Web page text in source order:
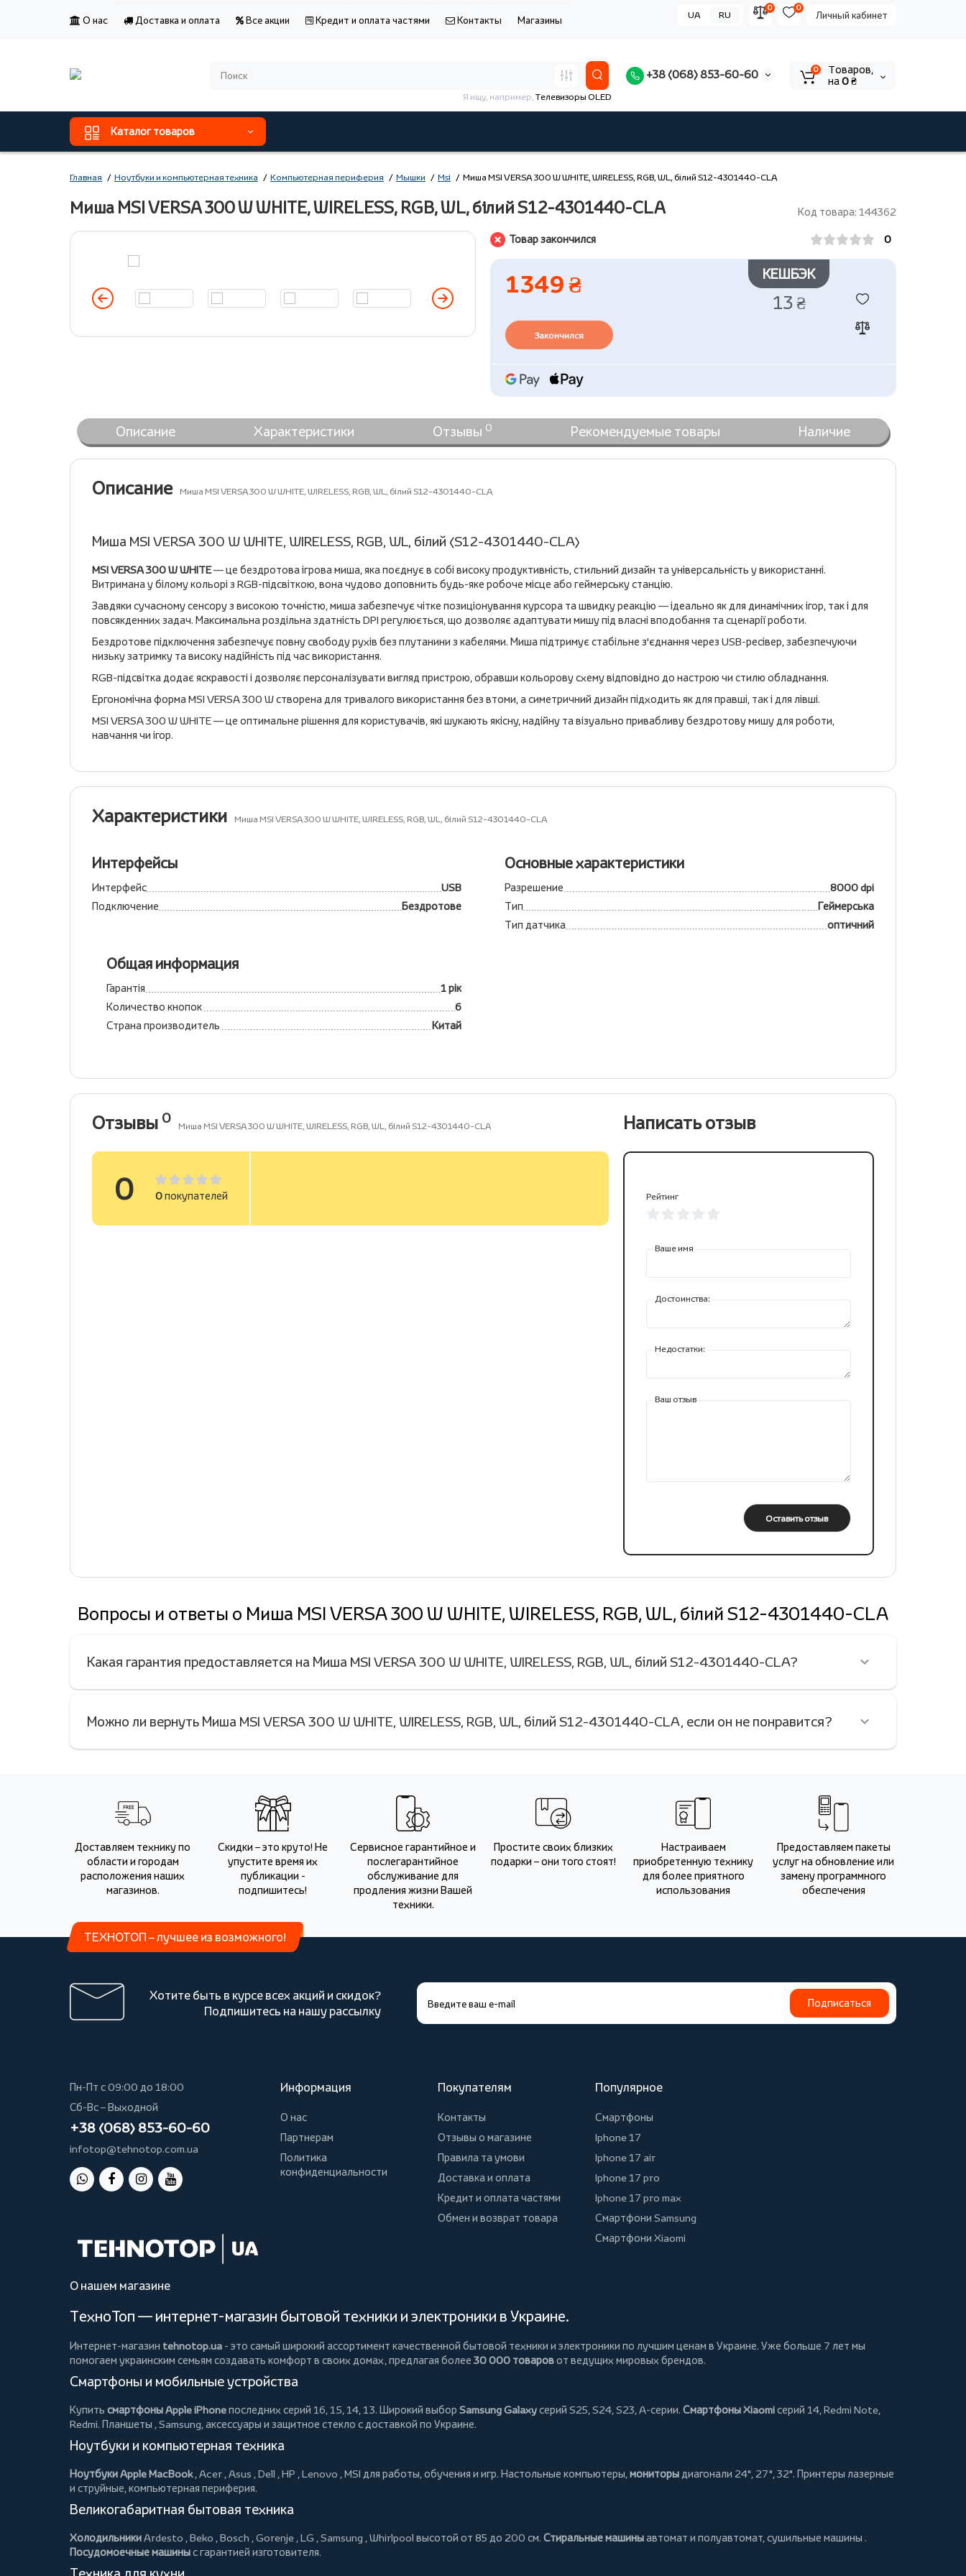
О нас Доставка и оплата Все акции Кредит и оплата частями Контакты Магазины Личный кабинет
0
0
UA RU
+38 (068) 853-60-60
Я ищу, например,Телевизоры OLED
0
Tоваров,
на0 ₴
Каталог товаров
Главная Ноутбуки и компьютерная техника Компьютерная периферия Мышки Msi Миша MSI VERSA 300 W WHITE, WIRELESS, RGB, WL, білий S12-4301440-CLA
Код товара: 144362
Миша MSI VERSA 300 W WHITE, WIRELESS, RGB, WL, білий S12-4301440-CLA
Товар закончился 0
1349 ₴ КЕШБЭК
13 ₴
Закончился
Описание Характеристики Отзывы 0 Рекомендуемые товары Наличие
Описание Миша MSI VERSA 300 W WHITE, WIRELESS, RGB, WL, білий S12-4301440-CLA
Миша MSI VERSA 300 W WHITE, WIRELESS, RGB, WL, білий (S12-4301440-CLA)
MSI VERSA 300 W WHITE— це бездротова ігрова миша, яка поєднує в собі високу продуктивність, стильний дизайн та універсальність у використанні.
Витримана у білому кольорі з RGB-підсвіткою, вона чудово доповнить будь-яке робоче місце або геймерську станцію.
Завдяки сучасному сенсору з високою точністю, миша забезпечує чітке позиціонування курсора та швидку реакцію — ідеально як для динамічних ігор, так і для
повсякденних задач. Максимальна роздільна здатність DPI регулюється, що дозволяє адаптувати мишу під власні вподобання та сценарії роботи.
Бездротове підключення забезпечує повну свободу рухів без плутанини з кабелями. Миша підтримує стабільне з'єднання через USB-ресівер, забезпечуючи
низьку затримку та високу надійність під час використання.
RGB-підсвітка додає яскравості і дозволяє персоналізувати вигляд пристрою, обравши кольорову схему відповідно до настрою чи стилю обладнання.
Ергономічна форма MSI VERSA 300 W створена для тривалого використання без втоми, а симетричний дизайн підходить як для правші, так і для лівші.
MSI VERSA 300 W WHITE — це оптимальне рішення для користувачів, які шукають якісну, надійну та візуально привабливу бездротову мишу для роботи,
навчання чи ігор.
Характеристики Миша MSI VERSA 300 W WHITE, WIRELESS, RGB, WL, білий S12-4301440-CLA
Интерфейсы
Интерфейс
USB
Подключение
Бездротове
Основные характеристики
Разрешение
8000 dpi
Тип
Геймерська
Тип датчика
оптичний
Общая информация
Гарантія
1 рік
Количество кнопок
6
Страна производитель
Китай
Отзывы 0 Миша MSI VERSA 300 W WHITE, WIRELESS, RGB, WL, білий S12-4301440-CLA
0 0покупателей
Написать отзыв
Рейтинг
Ваше имя
Достоинства:
Недостатки:
Ваш отзыв
Оставить отзыв
Вопросы и ответы о Миша MSI VERSA 300 W WHITE, WIRELESS, RGB, WL, білий S12-4301440-CLA
Какая гарантия предоставляется на Миша MSI VERSA 300 W WHITE, WIRELESS, RGB, WL, білий S12-4301440-CLA?
Можно ли вернуть Миша MSI VERSA 300 W WHITE, WIRELESS, RGB, WL, білий S12-4301440-CLA, если он не понравится?
Доставляем технику по
области и городам
расположения наших
магазинов.
Скидки – это круто! Не
упустите время их
публикации -
подпишитесь!
Сервисное гарантийное и
послегарантийное
обслуживание для
продления жизни Вашей
техники.
Простите своих близких
подарки – они того стоят!
Настраиваем
приобретенную технику
для более приятного
использования
Предоставляем пакеты
услуг на обновление или
замену программного
обеспечения
ТЕХНОТОП – лучшее из возможного!
Хотите быть в курсе всех акций и скидок?
Подпишитесь на нашу рассылку
Подписаться
Пн-Пт с 09:00 до 18:00
Сб-Вс – Выходной
+38 (068) 853-60-60
infotop@tehnotop.com.ua
Информация
О нас
Партнерам
Политика
конфиденциальности
Покупателям
Контакты
Отзывы о магазине
Правила та умови
Доставка и оплата
Кредит и оплата частями
Обмен и возврат товара
Популярное
Смартфоны
Iphone 17
Iphone 17 air
Iphone 17 pro
Iphone 17 pro max
Смартфони Samsung
Смартфони Xiaomi
О нашем магазине
ТехноТоп — интернет-магазин бытовой техники и электроники в Украине.
Интернет-магазин tehnotop.ua - это самый широкий ассортимент качественной бытовой техники и электроники по лучшим ценам в Украине. Уже больше 7 лет мы
помогаем украинским семьям создавать комфорт в своих домах, предлагая более 30 000 товаровот ведущих мировых брендов.
Смартфоны и мобильные устройства
Купить смартфоны Apple iPhoneпоследних серий 16, 15, 14, 13. Широкий выбор Samsung Galaxyсерий S25, S24, S23, A-серии. Смартфоны Xiaomiсерий 14, Redmi Note,
Redmi. Планшеты , Samsung, аксессуары и защитное стекло с доставкой по Украине.
Ноутбуки и компьютерная техника
Ноутбуки Apple MacBook,Acer ,Asus ,Dell ,HP ,Lenovo ,MSI для работы, обучения и игр. Настольные компьютеры,мониторыдиагонали 24", 27", 32". Принтеры лазерные
и струйные, компьютерная периферия.
Великогабаритная бытовая техника
ХолодильникиArdesto ,Beko ,Bosch ,Gorenje ,LG ,Samsung ,Whirlpool высотой от 85 до 200 см. Стиральные машиныавтомат и полуавтомат,сушильные машины .
Посудомоечные машиныс гарантией изготовителя.